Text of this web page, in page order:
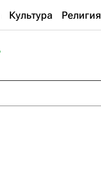
Культура Религия